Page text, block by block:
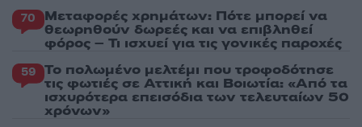
70 Μεταφορές χρημάτων: Πότε μπορεί να
θεωρηθούν δωρεές και να επιβληθεί
φόρος – Τι ισχυεί για τις γονικές παροχές
59 Το πολωμένο μελτέμι που τροφοδότησε
τις φωτιές σε Αττική και Βοιωτία: «Από τα
ισχυρότερα επεισόδια των τελευταίων 50
χρόνων»